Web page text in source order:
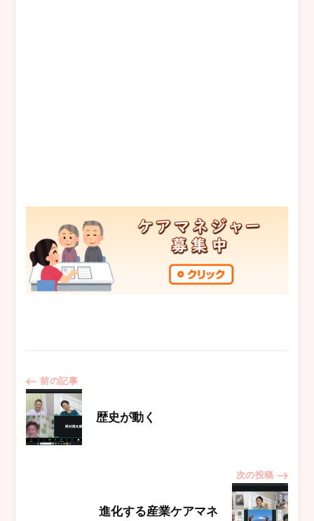
投
稿
ナ
前の記事
歴史が動く
次の投稿
進化する産業ケアマネ